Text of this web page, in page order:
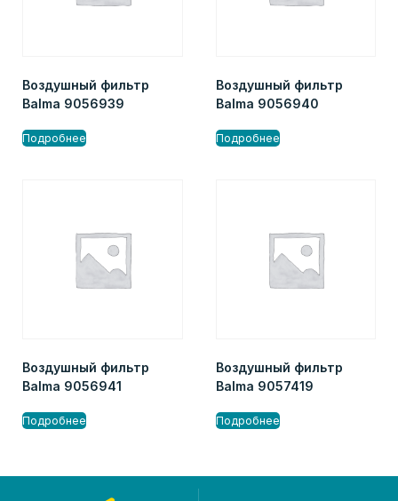
Воздушный фильтр
Balma 9056939
Подробнее
Воздушный фильтр
Balma 9056940
Подробнее
Воздушный фильтр
Balma 9056941
Подробнее
Воздушный фильтр
Balma 9057419
Подробнее